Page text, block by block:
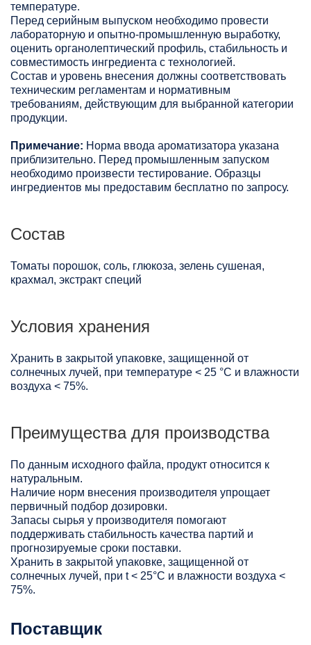
температуре.
Перед серийным выпуском необходимо провести
лабораторную и опытно-промышленную выработку,
оценить органолептический профиль, стабильность и
совместимость ингредиента с технологией.
Состав и уровень внесения должны соответствовать
техническим регламентам и нормативным
требованиям, действующим для выбранной категории
продукции.
Примечание: Норма ввода ароматизатора указана
приблизительно. Перед промышленным запуском
необходимо произвести тестирование. Образцы
ингредиентов мы предоставим бесплатно по запросу.
Состав
Томаты порошок, соль, глюкоза, зелень сушеная,
крахмал, экстракт специй
Условия хранения
Хранить в закрытой упаковке, защищенной от
солнечных лучей, при температуре < 25 °C и влажности
воздуха < 75%.
Преимущества для производства
По данным исходного файла, продукт относится к
натуральным.
Наличие норм внесения производителя упрощает
первичный подбор дозировки.
Запасы сырья у производителя помогают
поддерживать стабильность качества партий и
прогнозируемые сроки поставки.
Хранить в закрытой упаковке, защищенной от
солнечных лучей, при t < 25°С и влажности воздуха <
75%.
Поставщик